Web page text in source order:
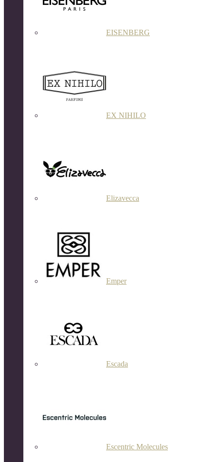
EISENBERG
EX NIHILO
Elizavecca
Emper
Escada
Escentric Molecules